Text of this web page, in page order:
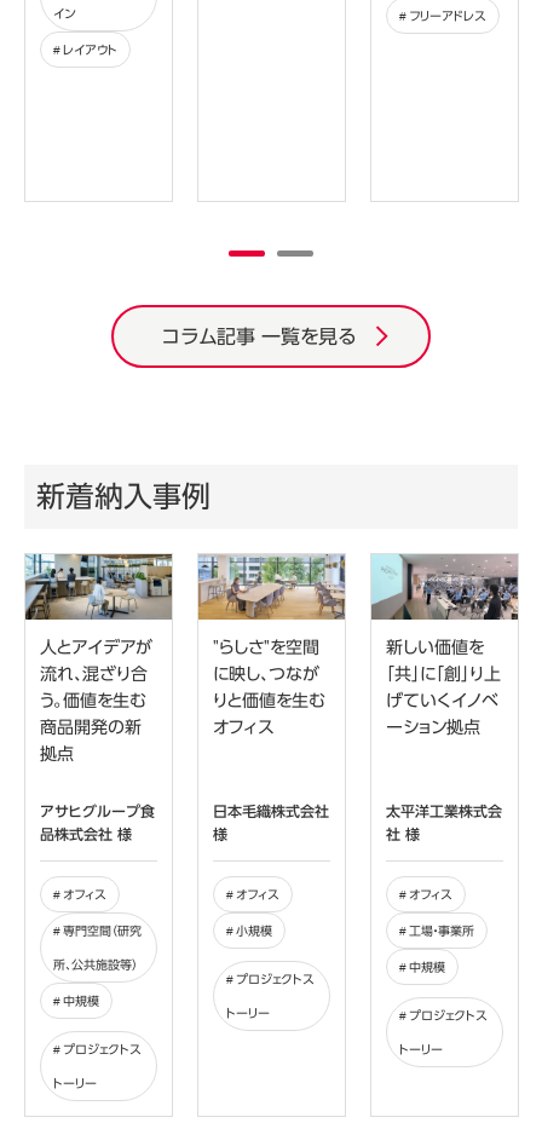
イン
レイアウト
フリーアドレス
コラム記事 一覧を見る
新着納入事例
人とアイデアが
流れ、混ざり合
う。価値を生む
商品開発の新
拠点
アサヒグループ食
品株式会社 様
オフィス
専門空間（研究
所、公共施設等）
中規模
プロジェクトス
トーリー
"らしさ"を空間
に映し、つなが
りと価値を生む
オフィス
日本毛織株式会社
様
オフィス
小規模
プロジェクトス
トーリー
新しい価値を
「共」に「創」り上
げていくイノベ
ーション拠点
太平洋工業株式会
社 様
オフィス
工場・事業所
中規模
プロジェクトス
トーリー